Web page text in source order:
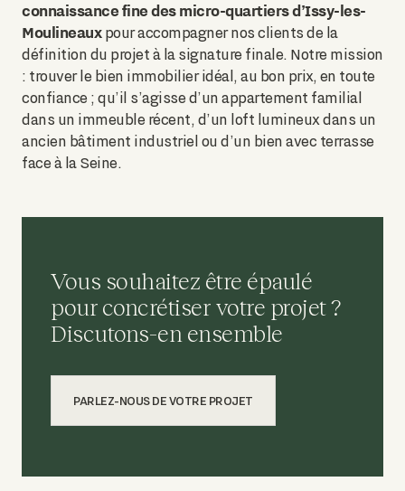
connaissance fine des micro-quartiers d’Issy-les-
Moulineauxpour accompagner nos clients de la
définition du projet à la signature finale. Notre mission
: trouver le bien immobilier idéal, au bon prix, en toute
confiance ; qu’il s’agisse d’un appartement familial
dans un immeuble récent, d’un loft lumineux dans un
ancien bâtiment industriel ou d’un bien avec terrasse
face à la Seine.
Vous souhaitez être épaulé
pour concrétiser votre projet ?
Discutons-en ensemble
PARLEZ-NOUS DE VOTRE PROJET